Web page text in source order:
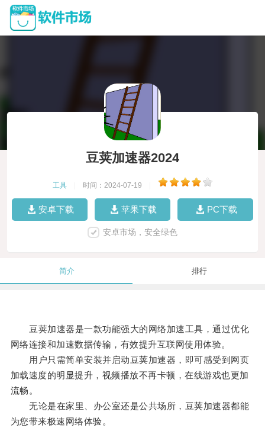
豆荚加速器2024
工具 时间：2024-07-19
安卓下载 苹果下载 PC下载
安卓市场，安全绿色
简介 排行
豆荚加速器是一款功能强大的网络加速工具，通过优化
网络连接和加速数据传输，有效提升互联网使用体验。
用户只需简单安装并启动豆荚加速器，即可感受到网页
加载速度的明显提升，视频播放不再卡顿，在线游戏也更加
流畅。
无论是在家里、办公室还是公共场所，豆荚加速器都能
为您带来极速网络体验。